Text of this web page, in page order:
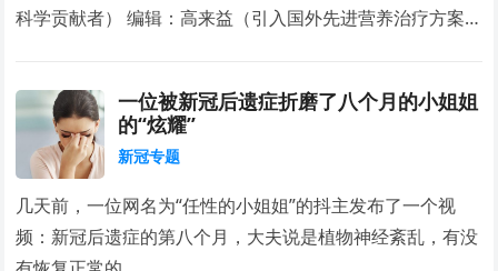
科学贡献者） 编辑：高来益（引入国外先进营养治疗方案…
一位被新冠后遗症折磨了八个月的小姐姐
的“炫耀”
新冠专题
几天前，一位网名为“任性的小姐姐”的抖主发布了一个视
频：新冠后遗症的第八个月，大夫说是植物神经紊乱，有没